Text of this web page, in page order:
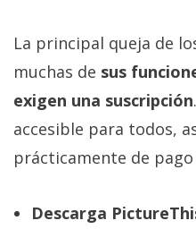
La principal queja de
muchas de sus
exigen una suscripción
accesible para todos,
prácticamente de
Descarga